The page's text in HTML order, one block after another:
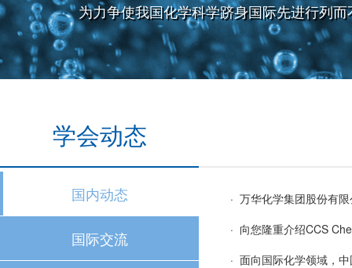
为力争使我国化学科学跻身国际先进行列
学会动态
国内动态
国际交流
· 万华化学集团股份有
· 向您隆重介绍CCS
· 面向国际化学领域，